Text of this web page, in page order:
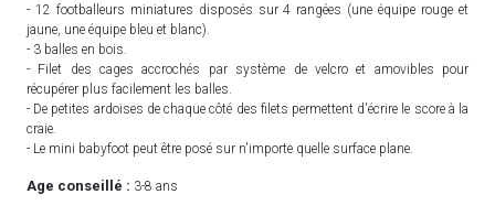
- 12 footballeurs miniatures disposés sur 4 rangées (une équipe rouge et
jaune, une équipe bleu et blanc).
- 3 balles en bois.
- Filet des cages accrochés par système de velcro et amovibles pour
récupérer plus facilement les balles.
- De petites ardoises de chaque côté des filets permettent d'écrire le score à la
craie.
- Le mini babyfoot peut être posé sur n'importe quelle surface plane.
Age conseillé : 3-8 ans